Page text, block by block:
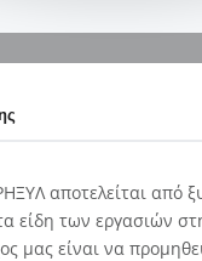
αποτελείται από
είδη των εργασιών
μας είναι να